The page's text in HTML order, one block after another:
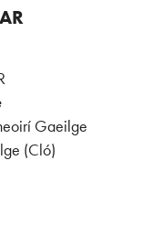
Gaeilge
(Cló)